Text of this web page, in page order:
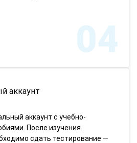
04
аккаунт
аккаунт с учебно-
После изучения
сдать тестирование —